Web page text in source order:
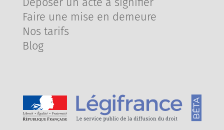
Déposer un acte à signifier
Faire une mise en demeure
Nos tarifs
Blog